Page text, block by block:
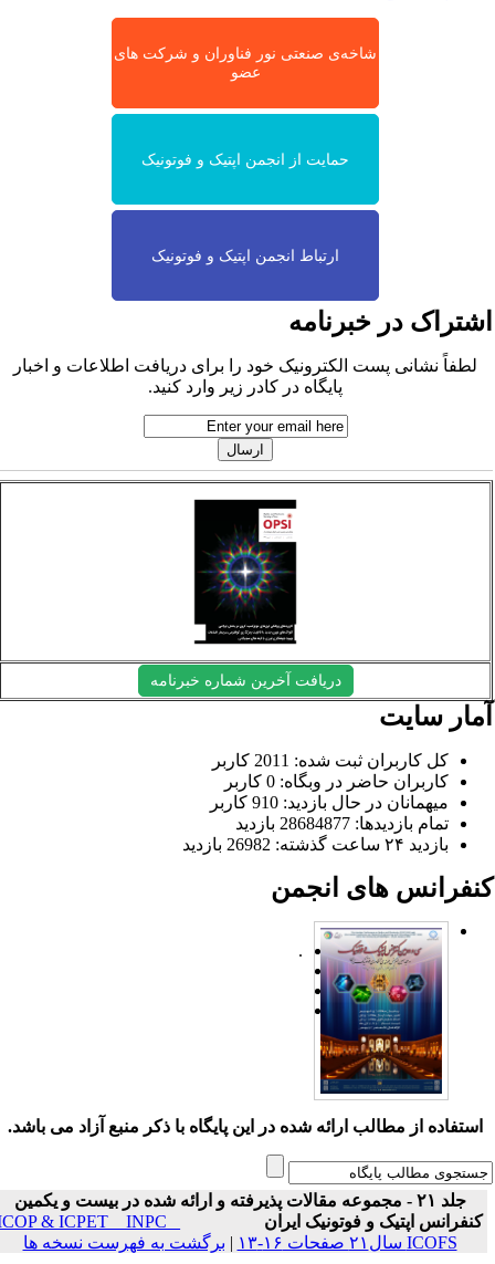
شاخه‌ی صنعتی نور فناوران و شرکت های
عضو
حمایت از انجمن اپتیک و فوتونیک
ارتباط انجمن اپتیک و فوتونیک
در خبرنامه
لطفاً نشانی پست الکترونیک خود را برای دریافت اطلاعات و اخبار
پایگاه در کادر زیر وارد کنید.
دریافت آخرین شماره خبرنامه
سایت
کل کاربران ثبت شده: 2011 کاربر
کاربران حاضر در وبگاه: 0 کاربر
میهمانان در حال بازدید: 910 کاربر
تمام بازدید‌ها: 28684877 بازدید
بازدید ۲۴ ساعت گذشته: 26982 بازدید
های انجمن
.
استفاده از مطالب ارائه شده در این پایگاه با ذکر منبع آزاد می باشد.
جلد ۲۱ - مجموعه مقالات پذیرفته و ارائه شده در بیست و یکمین
کنفرانس اپتیک و فوتونیک ایران
ICOP & ICPET _ INPC _
ICOFS سال۲۱ صفحات ۱۶-۱۳
| برگشت به فهرست نسخه ها